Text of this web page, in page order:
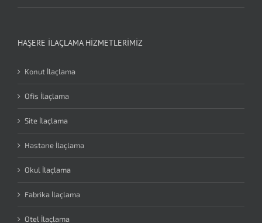
HAŞERE İLAÇLAMA HIZMETLERIMIZ
Konut İlaçlama
Ofis İlaçlama
Site İlaçlama
Hastane İlaçlama
Okul İlaçlama
Fabrika İlaçlama
Otel İlaçlama